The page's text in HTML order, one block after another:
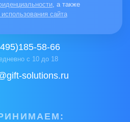
58-66
с 10 до 18
solutions.ru
, а также
сайта